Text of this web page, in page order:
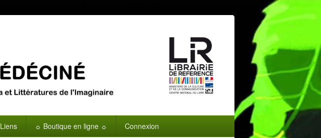
Liens ☼ Boutique en ligne ☼ Connexion